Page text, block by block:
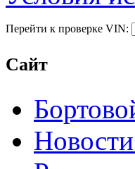
Перейти к проверке VIN:
Сайт